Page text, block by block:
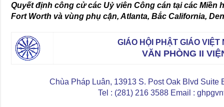
Quyết định công cử các Uỷ viên Công cán tại các Miền
Fort Worth và vùng phụ cận, Atlanta, Bắc California,
GIÁO HỘI PHẬT GIÁO VIỆT
VĂN PHÒNG II
Chùa Pháp Luân, 13913 S. Post Oak Blvd Suite
Tel : (281) 216 3588 Email :